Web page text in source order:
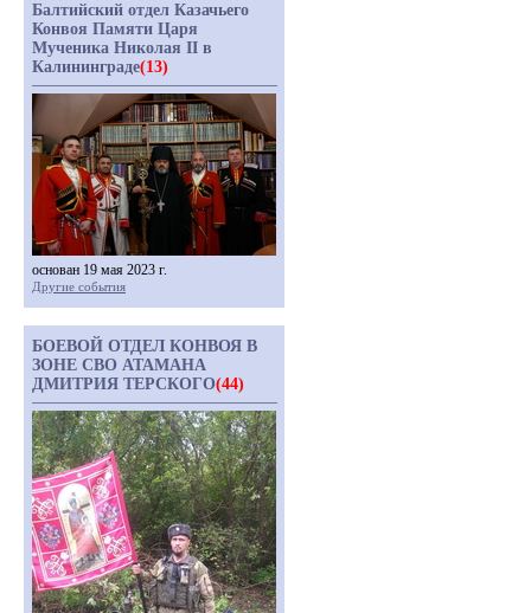
Балтийский отдел Казачьего
Конвоя Памяти Царя
Мученика Николая II в
Калининграде(13)
основан 19 мая 2023 г.
Другие события
БОЕВОЙ ОТДЕЛ КОНВОЯ В
ЗОНЕ СВО АТАМАНА
ДМИТРИЯ ТЕРСКОГО(44)